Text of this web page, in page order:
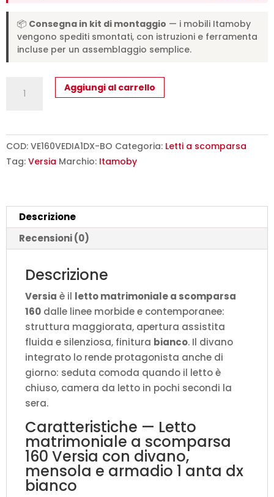
📦 Consegna in kit di montaggio — i mobili Itamoby
vengono spediti smontati, con istruzioni e ferramenta
incluse per un assemblaggio semplice.
matrimoniale
160
Versia
mensola
armadio
1
anta
bianco
L.225,2
P.123
H.218,3
(aperto
P.224
quantità
Aggiungi al carrello
COD: VE160VEDIA1DX-BO Categoria: Letti a scomparsa
Tag: Versia Marchio: Itamoby
Descrizione
Recensioni (0)
Descrizione
Versia è il letto matrimoniale a scomparsa
160 dalle linee morbide e contemporanee:
struttura maggiorata, apertura assistita
fluida e silenziosa, finitura bianco. Il divano
integrato lo rende protagonista anche di
giorno: seduta comoda quando il letto è
chiuso, camera da letto in pochi secondi la
sera.
Caratteristiche — Letto
matrimoniale a scomparsa
160 Versia con divano,
mensola e armadio 1 anta dx
bianco